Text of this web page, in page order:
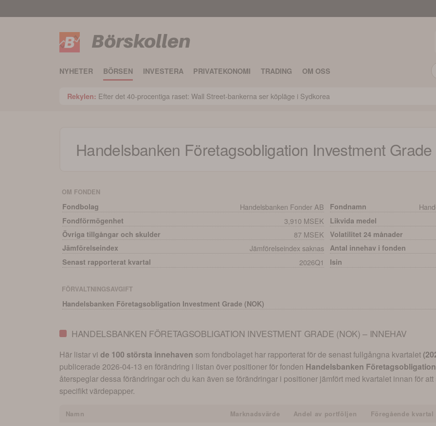
Börskollen
NYHETER BÖRSEN INVESTERA PRIVATEKONOMI TRADING OM OSS
Rekylen: Efter det 40-procentiga raset: Wall Street-bankerna ser köpläge i Sydkorea
Handelsbanken Företagsobligation Investment
OM FONDEN
Fondbolag Handelsbanken Fonder AB Fondnamn
Fondförmögenhet 3,910 MSEK
Likvida medel
Övriga tillgångar och skulder
87 MSEK
Volatilitet 24 månader
Jämförelseindex
Jämförelseindex saknas
Antal innehav i fonden
Senast rapporterat kvartal
2026Q1 Isin
FÖRVALTNINGSAVGIFT
Handelsbanken Företagsobligation Investment Grade (NOK)
HANDELSBANKEN FÖRETAGSOBLIGATION INVESTMENT GRADE (NOK) – INNEHAV
Här listar vi de 100 största innehaven som fondbolaget har rapporterat för de senast fullgångna kvartalet (
publicerade 2026-04-13 en förändring i listan över positioner för fonden Handelsbanken
återspeglar dessa förändringar och du kan även se förändringar i positioner jämfört med kvartalet innan för
specifikt värdepapper.
Namn Marknadsvärde Andel av portföljen Föregående kvartal